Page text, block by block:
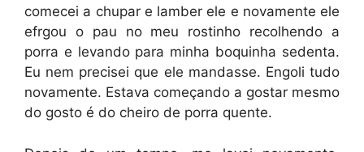
comecei a chupar e lamber ele e novamente ele
efrgou o pau no meu rostinho recolhendo a
porra e levando para minha boquinha sedenta.
Eu nem precisei que ele mandasse. Engoli tudo
novamente. Estava começando a gostar mesmo
do gosto é do cheiro de porra quente.